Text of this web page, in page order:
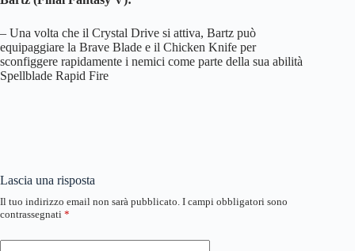
– Una volta che il Crystal Drive si attiva, Bartz può
equipaggiare la Brave Blade e il Chicken Knife per
sconfiggere rapidamente i nemici come parte della sua abilità
Spellblade Rapid Fire
Lascia una risposta
Il tuo indirizzo email non sarà pubblicato. I campi obbligatori sono
contrassegnati *